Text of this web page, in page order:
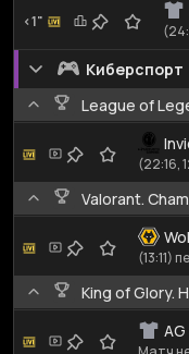
<1"
Киберспорт
League of
(22:16,
Valorant.
(13:11)
King of Glory.